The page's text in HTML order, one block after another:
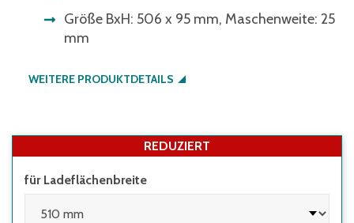
Größe BxH: 506 x 95 mm, Maschenweite: 25
mm
WEITERE PRODUKTDETAILS
REDUZIERT
für Ladeflächenbreite